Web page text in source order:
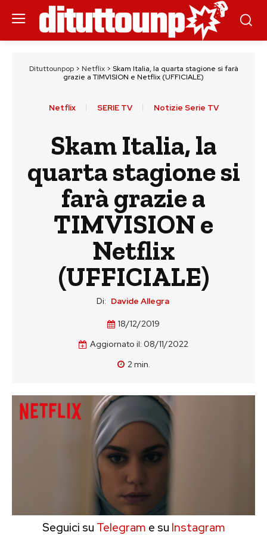
Dituttounpop> Netflix> Skam Italia, la quarta stagione si farà
grazie a TIMVISION e Netflix (UFFICIALE)
Netflix SERIE TV Notizie Serie TV
Skam Italia, la
quarta stagione si
farà grazie a
TIMVISION e
Netflix
(UFFICIALE)
Di: Davide Allegra
18/12/2019
Aggiornato il: 08/11/2022
2min.
Seguici su Telegram e su Instagram